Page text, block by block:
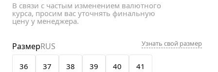
В связи с частым изменением валютного
курса, просим вас уточнять финальную
цену у менеджера.
36 37 38 39 40 41
РазмерRUS Узнать свой размер